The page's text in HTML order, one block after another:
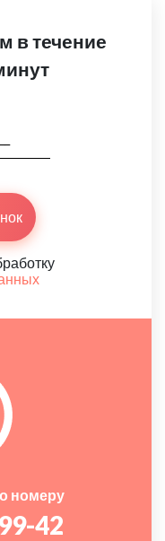
в течение
номеру
42